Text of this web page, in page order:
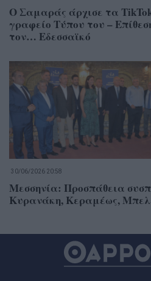
Ο Σαμαράς άρχισε τα
γραφείο Τύπου του –
τον… Εδεσσαϊκό
30/06/2026 20:58
Μεσσηνία: Προσπάθεια
Κυρανάκη, Κεραμέως,